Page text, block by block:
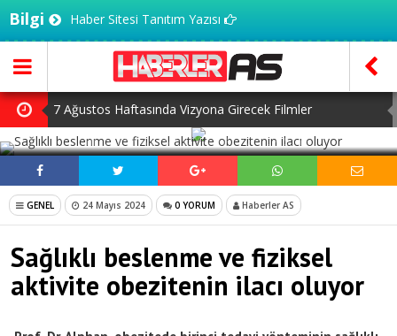
Bilgi Haber Sitesi Tanıtım Yazısı
7 Ağustos Haftasında Vizyona Girecek Filmler
Mürsel Ferhat Sağlam Tek Rumeli Tv’de Marka Atölyesi
Programına Konuk Oldu
Dijitalleşme Ebelik Hizmetlerini Dönüştürüyor
İnsanlar Saç Ekimi İçin Neden Türkiye’ye Geliyor?
Kilo Vermek mi, Yağ Vermek mi? Aynı Şey Sanıyoruz Ama
Değil!
SOSYAL MEDYADA PAYLAŞ
GENEL 24 Mayıs 2024 0 YORUM Haberler AS
Sağlıklı beslenme ve fiziksel
aktivite obezitenin ilacı oluyor